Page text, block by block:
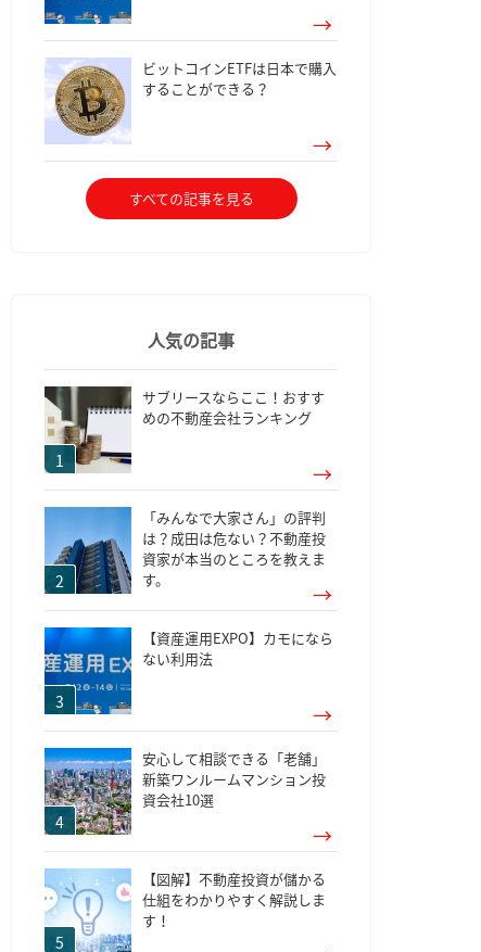
ビットコインETFは日本で購入
することができる？
すべての記事を見る
人気の記事
サブリースならここ！おすす
めの不動産会社ランキング
「みんなで大家さん」の評判
は？成田は危ない？不動産投
資家が本当のところを教えま
す。
【資産運用EXPO】カモになら
ない利用法
安心して相談できる「老舗」
新築ワンルームマンション投
資会社10選
【図解】不動産投資が儲かる
仕組をわかりやすく解説しま
す！